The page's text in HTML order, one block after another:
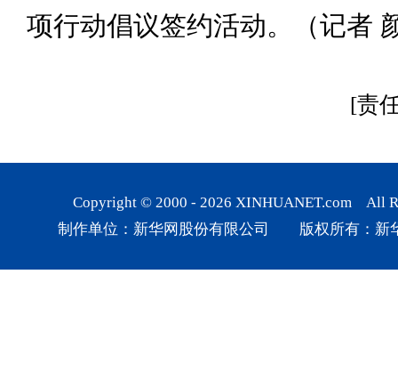
项行动倡议签约活动。（记者
[责
Copyright © 2000 - 2026 XINHUANET.com All
制作单位：新华网股份有限公司 版权所有：新